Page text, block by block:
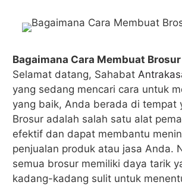
Bagaimana Cara Membuat
Selamat datang, Sahabat
yang sedang mencari cara untuk
yang baik, Anda berada di tempat
Brosur adalah salah satu alat
efektif dan dapat membantu
penjualan produk atau jasa Anda.
semua brosur memiliki daya tarik
kadang-kadang sulit untuk